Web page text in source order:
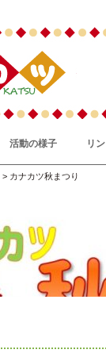
活動の様子 リ
> カナカツ秋まつり